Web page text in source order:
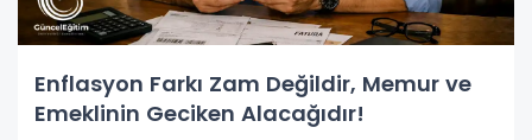
Enflasyon Farkı Zam Değildir, Memur ve
Emeklinin Geciken Alacağıdır!